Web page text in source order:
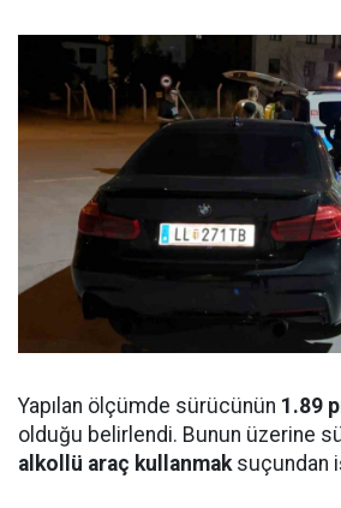
Yapılan ölçümde sürücünün 1.89
olduğu belirlendi. Bunun üzerine
alkollü araç kullanmaksuçundan